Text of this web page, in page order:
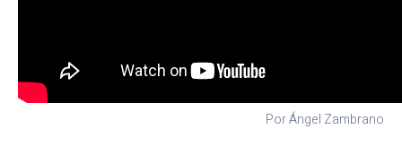
Por Ángel Zambrano